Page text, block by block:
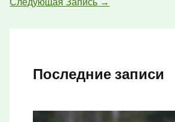
Последние записи